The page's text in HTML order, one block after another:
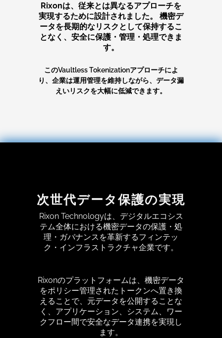
Rixonは、従来とは異なるアプローチを
実現するために設計されました。
機密デ
ータを長期的なリスクとして保持するこ
となく、安全に保護・管理・処理できま
す。
このVaultless Tokenizationアプローチによ
り、企業は運用管理を維持しながら、データ漏
えいリスクを大幅に低減できます。
次世代データ保護の実現
Rixon Technologyは、デジタルエコシス
テム全体における機密データの保護・処
理・ガバナンスを革新するフィンテッ
ク・インフラストラクチャ企業です。
Rixonのプラットフォームは、機密データ
をポリシー管理されたトークンへ置き換
えることで、元データを公開することな
く、アプリケーション、システム、ワー
クフロー間で安全なデータ連携を実現し
ます。